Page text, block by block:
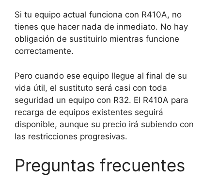
Si tu equipo actual funciona con R410A, no
tienes que hacer nada de inmediato. No hay
obligación de sustituirlo mientras funcione
correctamente.
Pero cuando ese equipo llegue al final de su
vida útil, el sustituto será casi con toda
seguridad un equipo con R32. El R410A para
recarga de equipos existentes seguirá
disponible, aunque su precio irá subiendo con
las restricciones progresivas.
Preguntas frecuentes